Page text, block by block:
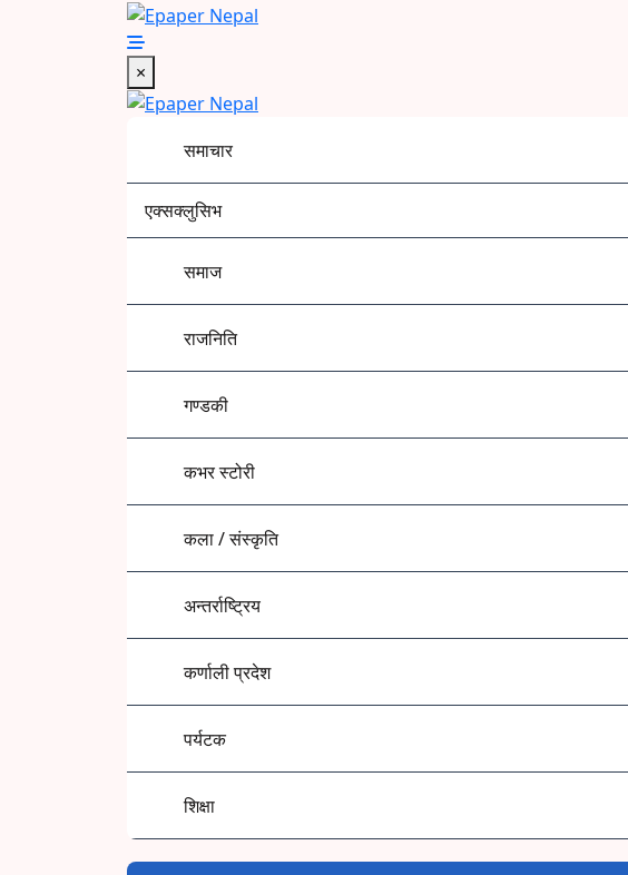
Epaper Nepal
×
समाचार
एक्सक्लुसिभ
समाज
राजनिति
गण्डकी
कभर स्टोरी
कला / संस्कृति
अन्तर्राष्ट्रिय
कर्णाली प्रदेश
पर्यटक
शिक्षा